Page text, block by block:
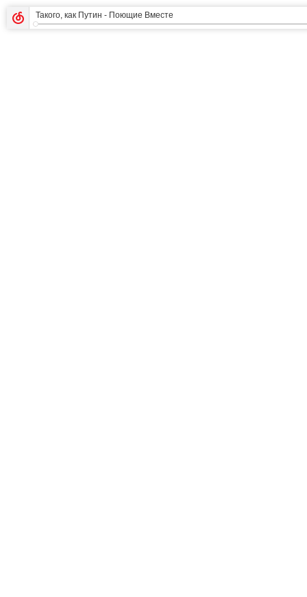
Такого, как Путин - Поющие Вместе